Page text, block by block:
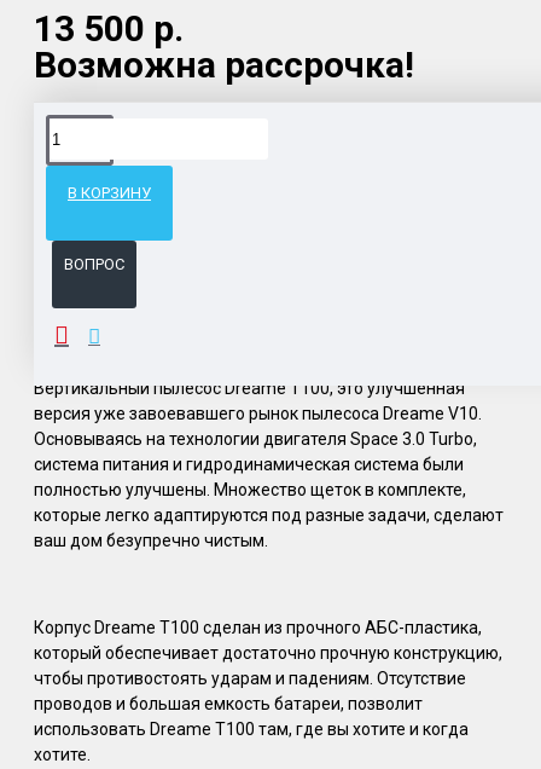
13 500 р.
Возможна рассрочка!
В КОРЗИНУ
ВОПРОС
Доставка товара по всему Таможенному союзу.
ОПИСАНИЕ
Вертикальный пылесос Dreame T100, это улучшенная
версия уже завоевавшего рынок пылесоса Dreame V10.
Основываясь на технологии двигателя Space 3.0 Turbo,
система питания и гидродинамическая система были
полностью улучшены. Множество щеток в комплекте,
которые легко адаптируются под разные задачи, сделают
ваш дом безупречно чистым.
Корпус Dreame T100 сделан из прочного АБС-пластика,
который обеспечивает достаточно прочную конструкцию,
чтобы противостоять ударам и падениям. Отсутствие
проводов и большая емкость батареи, позволит
использовать Dreame T100 там, где вы хотите и когда
хотите.